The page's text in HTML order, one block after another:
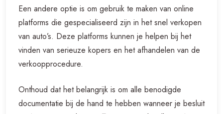
Een andere optie is om gebruik te maken van online
platforms die gespecialiseerd zijn in het snel verkopen
van auto’s. Deze platforms kunnen je helpen bij het
vinden van serieuze kopers en het afhandelen van de
verkoopprocedure.
Onthoud dat het belangrijk is om alle benodigde
documentatie bij de hand te hebben wanneer je besluit